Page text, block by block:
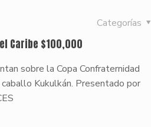
Categorías
Caribe $100,000
sobre la Copa Confraternidad
Kukulkán. Presentado por